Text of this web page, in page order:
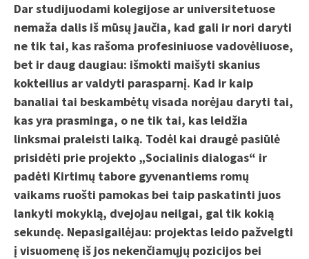
Dar studijuodami kolegijose ar universitetuose
nemaža dalis iš mūsų jaučia, kad gali ir nori daryti
ne tik tai, kas rašoma profesiniuose vadovėliuose,
bet ir daug daugiau: išmokti maišyti skanius
kokteilius ar valdyti parasparnį. Kad ir kaip
banaliai tai beskambėtų visada norėjau daryti tai,
kas yra prasminga, o ne tik tai, kas leidžia
linksmai praleisti laiką. Todėl kai draugė pasiūlė
prisidėti prie projekto „Socialinis dialogas“ ir
padėti Kirtimų tabore gyvenantiems romų
vaikams ruošti pamokas bei taip paskatinti juos
lankyti mokyklą, dvejojau neilgai, gal tik kokią
sekundę. Nepasigailėjau: projektas leido pažvelgti
į visuomenę iš jos nekenčiamųjų pozicijos bei